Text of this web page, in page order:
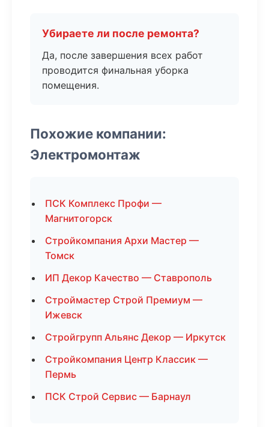
Убираете ли после ремонта?
Да, после завершения всех работ
проводится финальная уборка
помещения.
Похожие компании:
Электромонтаж
ПСК Комплекс Профи —
Магнитогорск
Стройкомпания Архи Мастер —
Томск
ИП Декор Качество — Ставрополь
Строймастер Строй Премиум —
Ижевск
Стройгрупп Альянс Декор — Иркутск
Стройкомпания Центр Классик —
Пермь
ПСК Строй Сервис — Барнаул